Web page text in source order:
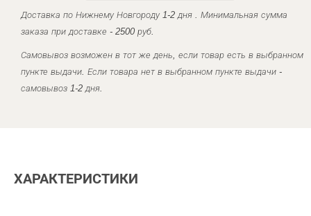
Доставка по Нижнему Новгороду 1-2 дня . Минимальная сумма
заказа при доставке - 2500 руб.
Самовывоз возможен в тот же день, если товар есть в выбранном
пункте выдачи. Если товара нет в выбранном пункте выдачи -
самовывоз 1-2 дня.
ХАРАКТЕРИСТИКИ